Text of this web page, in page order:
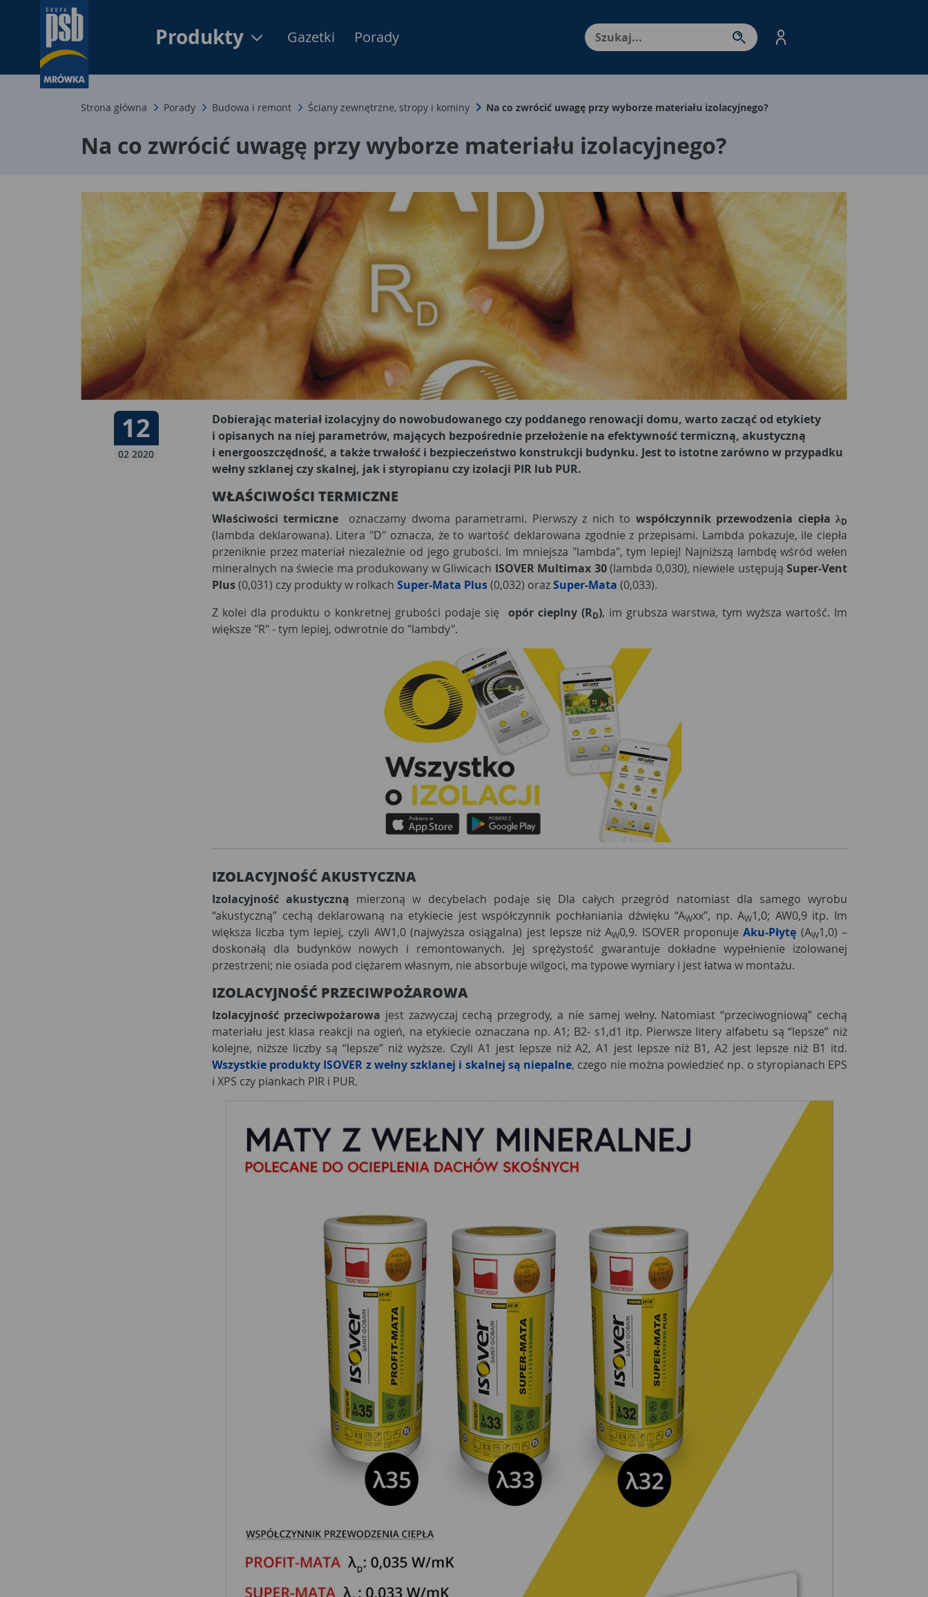
Produkty Menu Produktów, nawigacja: Enter - przejdź do strony produktów. Spacja – otwórz/
Gazetki Porady
Strona główna Porady Budowa i remont Ściany zewnętrzne, stropy i kominy Na co zwrócić uwagę przy wyborze materiału izolacyjnego?
Na co zwrócić uwagę przy wyborze materiału izolacyjnego?
Data publikacji: 12 02 2020
12
02 2020
Dobierając materiał izolacyjny do nowobudowanego czy poddanego renowacji domu, warto zacząć od etykiety
i opisanych na niej parametrów, mających bezpośrednie przełożenie na efektywność termiczną, akustyczną
i energooszczędność, a także trwałość i bezpieczeństwo konstrukcji budynku. Jest to istotne zarówno w przypadku
wełny szklanej czy skalnej, jak i styropianu czy izolacji PIR lub PUR.
WŁAŚCIWOŚCI TERMICZNE
Właściwości termiczne oznaczamy dwoma parametrami. Pierwszy z nich to współczynnik przewodzenia ciepła λD
(lambda deklarowana). Litera "D" oznacza, że to wartość deklarowana zgodnie z przepisami. Lambda pokazuje, ile ciepła
przeniknie przez materiał niezależnie od jego grubości. Im mniejsza "lambda", tym lepiej! Najniższą lambdę wśród wełen
mineralnych na świecie ma produkowany w Gliwicach ISOVER Multimax 30(lambda 0,030), niewiele ustępują Super-Vent
Plus(0,031) czy produkty w rolkach Super-Mata Plus(0,032) orazSuper-Mata (0,033).
Z kolei dla produktu o konkretnej grubości podaje się opór cieplny (RD), im grubsza warstwa, tym wyższa wartość. Im
większe "R" - tym lepiej, odwrotnie do "lambdy".
IZOLACYJNOŚĆ AKUSTYCZNA
Izolacyjność akustyczną mierzoną w decybelach podaje się Dla całych przegród natomiast dla samego wyrobu
“akustyczną” cechą deklarowaną na etykiecie jest współczynnik pochłaniania dźwięku “AWxx”, np. AW1,0; AW0,9 itp. Im
większa liczba tym lepiej, czyli AW1,0 (najwyższa osiągalna) jest lepsze niż AW0,9. ISOVER proponujeAku-Płytę (AW1,0) –
doskonałą dla budynków nowych i remontowanych. Jej sprężystość gwarantuje dokładne wypełnienie izolowanej
przestrzeni; nie osiada pod ciężarem własnym, nie absorbuje wilgoci, ma typowe wymiary i jest łatwa w montażu.
IZOLACYJNOŚĆ PRZECIWPOŻAROWA
Izolacyjność przeciwpożarowa jest zazwyczaj cechą przegrody, a nie samej wełny. Natomiast “przeciwogniową” cechą
materiału jest klasa reakcji na ogień, na etykiecie oznaczana np. A1; B2- s1,d1 itp. Pierwsze litery alfabetu są “lepsze” niż
kolejne, niższe liczby są “lepsze” niż wyższe. Czyli A1 jest lepsze niż A2, A1 jest lepsze niż B1, A2 jest lepsze niż B1 itd.
Wszystkie produkty ISOVER z wełny szklanej i skalnej są niepalne, czego nie można powiedzieć np. o styropianach EPS
i XPS czy piankach PIR i PUR.